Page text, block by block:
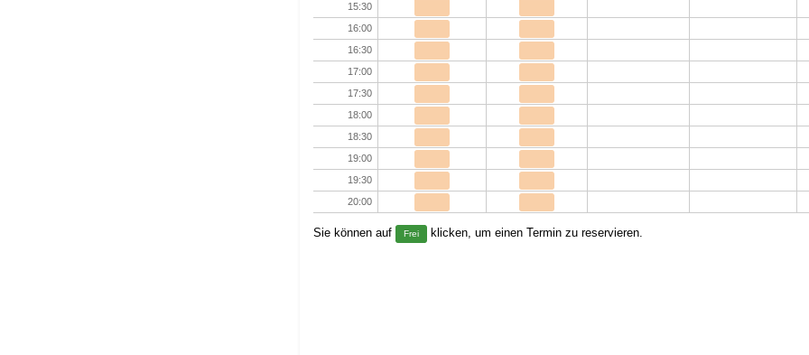
15:30
16:00
16:30
17:00
17:30
18:00
18:30
19:00
19:30
20:00
Sie können auf Frei klicken, um einen Termin zu reservieren.